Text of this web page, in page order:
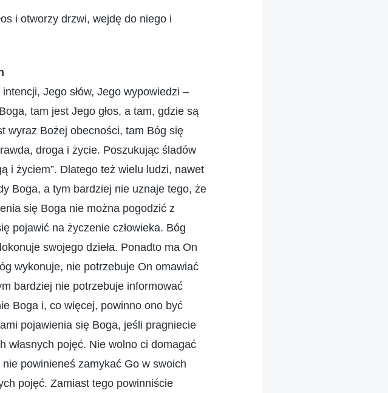
i otworzy drzwi, wejdę do niego i
Jego słów, Jego wypowiedzi –
tam jest Jego głos, a tam, gdzie są
wyraz Bożej obecności, tam Bóg się
droga i życie. Poszukując śladów
i życiem”. Dlatego też wielu ludzi, nawet
Boga, a tym bardziej nie uznaje tego, że
się Boga nie można pogodzić z
pojawić na życzenie człowieka. Bóg
swojego dzieła. Ponadto ma On
wykonuje, nie potrzebuje On omawiać
bardziej nie potrzebuje informować
Boga i, co więcej, powinno ono być
pojawienia się Boga, jeśli pragniecie
własnych pojęć. Nie wolno ci domagać
powinieneś zamykać Go w swoich
pojęć. Zamiast tego powinniście